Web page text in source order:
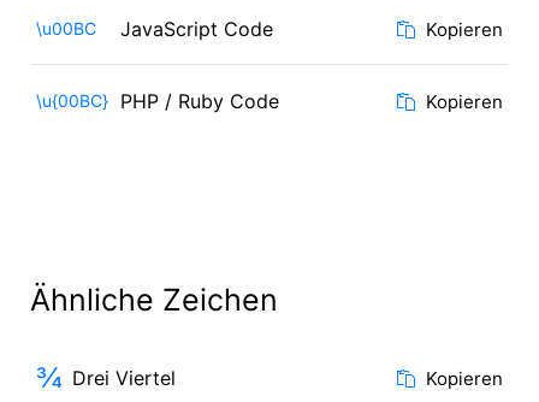
\u00BC JavaScript Code Kopieren
\u{00BC} PHP / Ruby Code Kopieren
Ähnliche Zeichen
¾ Drei Viertel Kopieren